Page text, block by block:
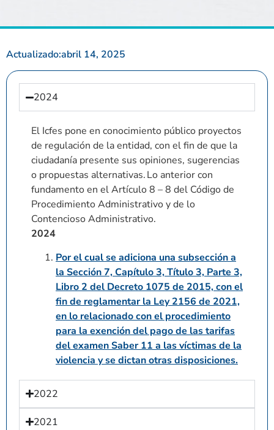
Actualizado:abril 14, 2025
2024
El Icfes pone en conocimiento público proyectos
de regulación de la entidad, con el fin de que la
ciudadanía presente sus opiniones, sugerencias
o propuestas alternativas. Lo anterior con
fundamento en el Artículo 8 – 8 del Código de
Procedimiento Administrativo y de lo
Contencioso Administrativo.
2024
Por el cual se adiciona una subsección a
la Sección 7, Capítulo 3, Título 3, Parte 3,
Libro 2 del Decreto 1075 de 2015, con el
fin de reglamentar la Ley 2156 de 2021,
en lo relacionado con el procedimiento
para la exención del pago de las tarifas
del examen Saber 11 a las víctimas de la
violencia y se dictan otras disposiciones.
2022
2021